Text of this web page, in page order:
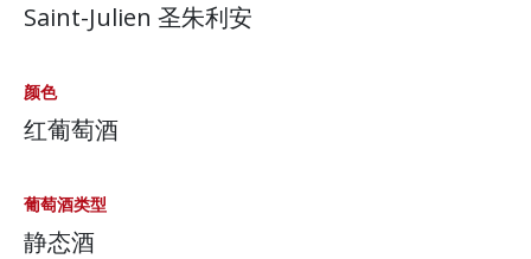
Saint-Julien 圣朱利安
颜色
红葡萄酒
葡萄酒类型
静态酒